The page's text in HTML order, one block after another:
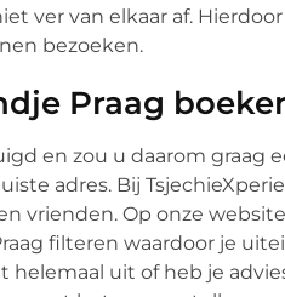
ver van elkaar af.
bezoeken.
Praag
en zou u daarom graag
adres. Bij
vrienden. Op onze
filteren waardoor je
helemaal uit of heb je